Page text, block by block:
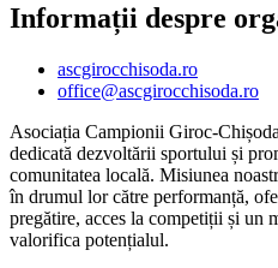
Informații despre
ascgirocchisoda.ro
office@ascgirocchisoda.ro
Asociația Campionii Giroc-
dedicată dezvoltării sportului și
comunitatea locală. Misiunea
în drumul lor către performanță,
pregătire, acces la competiții și un
valorifica potențialul.